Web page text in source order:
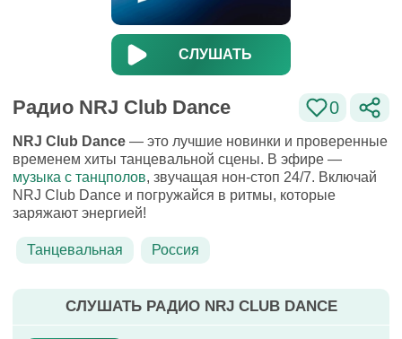
СЛУШАТЬ
Радио NRJ Club Dance 0
NRJ Club Dance — это лучшие новинки и проверенные
временем хиты танцевальной сцены. В эфире —
музыка с танцполов, звучащая нон-стоп 24/7. Включай
NRJ Club Dance и погружайся в ритмы, которые
заряжают энергией!
Танцевальная Россия
СЛУШАТЬ РАДИО NRJ CLUB DANCE